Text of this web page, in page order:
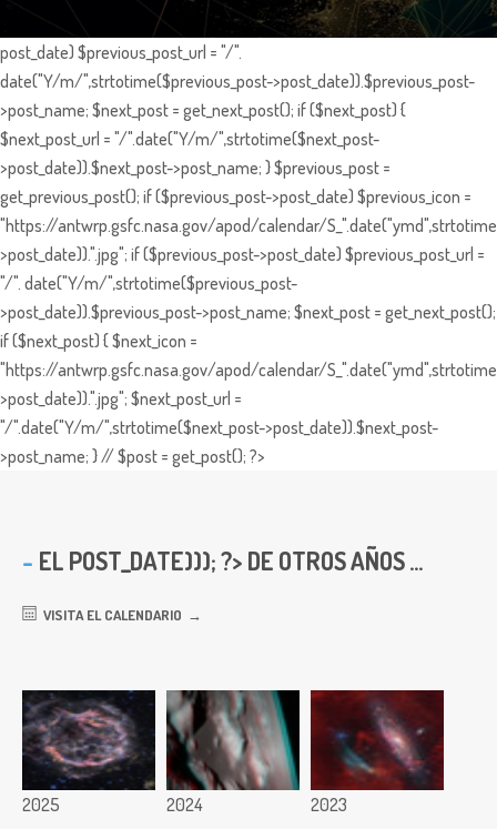
post_date) $previous_post_url = "/".
date("Y/m/",strtotime($previous_post->post_date)).$previous_post-
>post_name; $next_post = get_next_post(); if ($next_post) {
$next_post_url = "/".date("Y/m/",strtotime($next_post-
>post_date)).$next_post->post_name; } $previous_post =
get_previous_post(); if ($previous_post->post_date) $previous_icon =
"https://antwrp.gsfc.nasa.gov/apod/calendar/
>post_date)).".jpg"; if ($previous_post->post_date) $previous_post_url =
"/". date("Y/m/",strtotime($previous_post-
>post_date)).$previous_post->post_name; $next_post = get_next_post();
if ($next_post) { $next_icon =
"https://antwrp.gsfc.nasa.gov/apod/calendar/
>post_date)).".jpg"; $next_post_url =
"/".date("Y/m/",strtotime($next_post->post_date)).$next_post-
>post_name; } // $post = get_post(); ?>
EL POST_DATE))); ?> DE OTROS AÑOS ...
VISITA EL CALENDARIO
2025 2024 2023